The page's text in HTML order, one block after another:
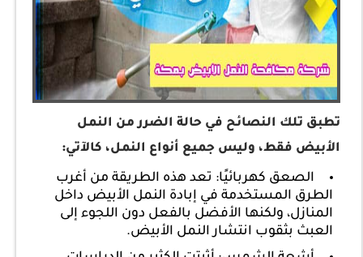
تطبق تلك النصائح في حالة الضرر من النمل
الأبيض فقط، وليس جميع أنواع النمل، كالآتي:
الصعق كهربائيًا: تعد هذه الطريقة من أغرب
الطرق المستخدمة في إبادة النمل الأبيض داخل
المنازل، ولكنها الأفضل بالفعل دون اللجوء إلى
العبث بثقوب انتشار النمل الأبيض.